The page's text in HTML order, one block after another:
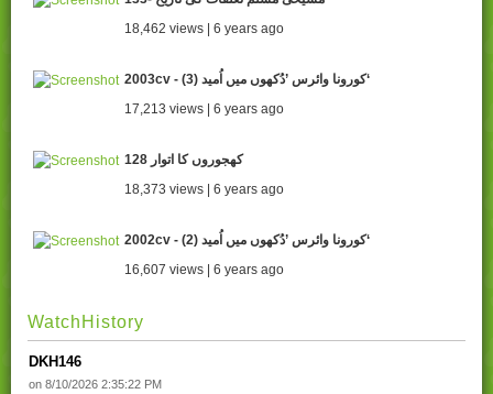
18,462 views | 6 years ago
2003cv - (3) کورونا وائرس ’دُکھوں میں اُمید‘
17,213 views | 6 years ago
128 کھجوروں کا اتوار
18,373 views | 6 years ago
2002cv - (2) کورونا وائرس ’دُکھوں میں اُمید‘
16,607 views | 6 years ago
WatchHistory
DKH146
on 8/10/2026 2:35:22 PM